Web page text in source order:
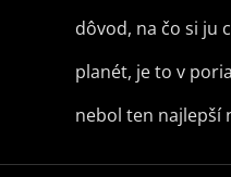
dôvod, na čo si ju
planét, je to v
nebol ten najlepší